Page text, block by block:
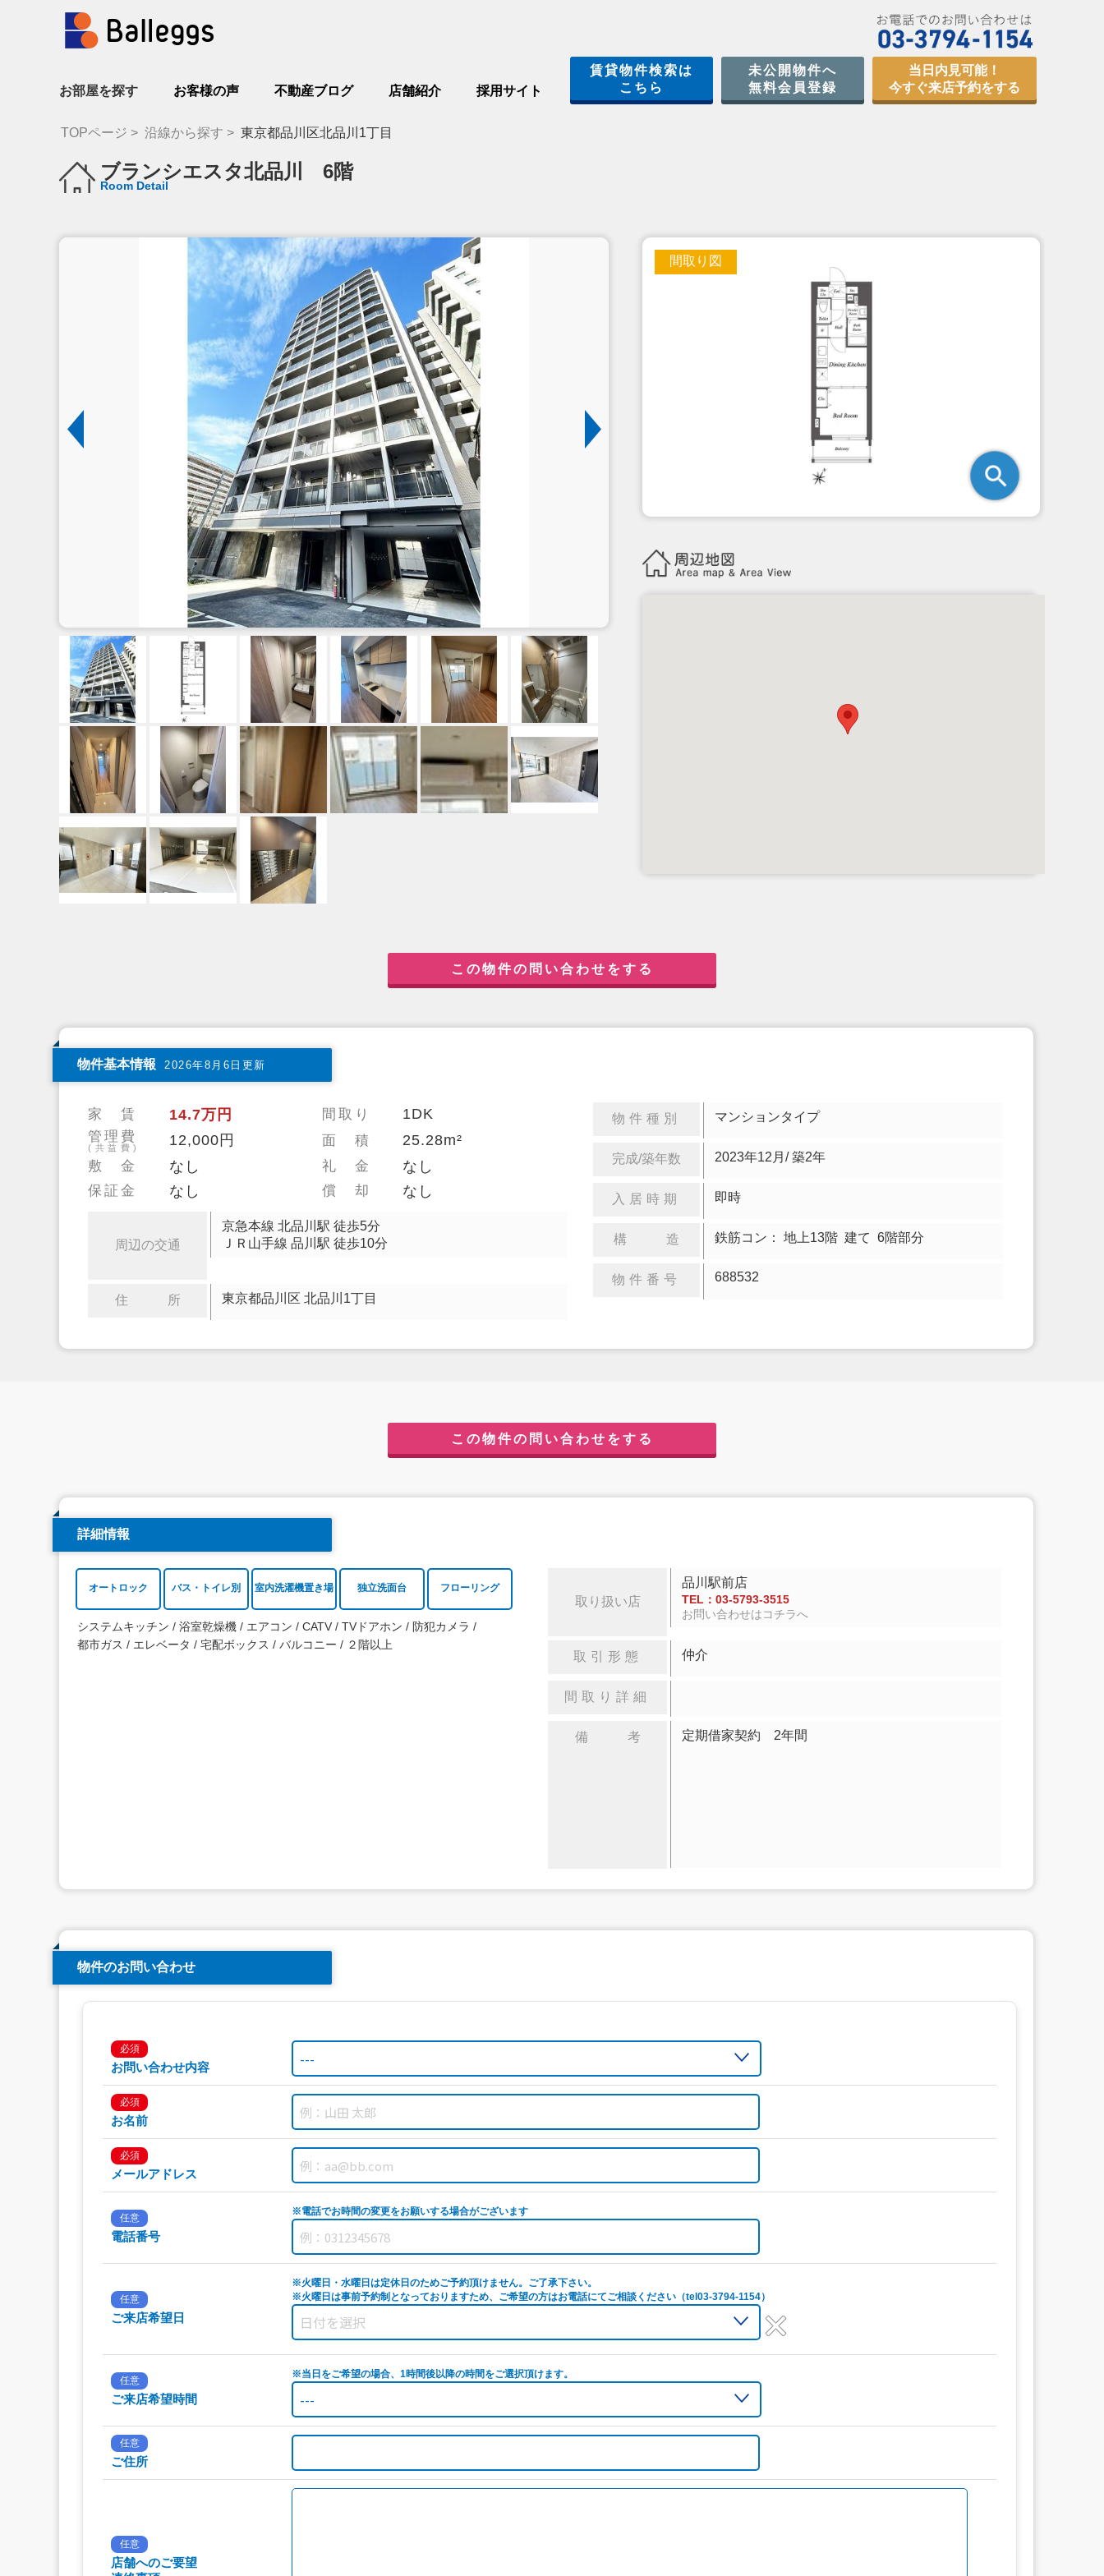
お部屋を探す お客様の声 不動産ブログ 店舗紹介 採用サイト
賃貸物件検索は
こちら
未公開物件へ
無料会員登録
当日内見可能！
今すぐ来店予約をする
TOPページ 沿線から探す 東京都品川区北品川1丁目
ブランシエスタ北品川 6階
Room Detail
間取り図
この物件の問い合わせをする
物件基本情報 2026年8月6日更新
家 賃 14.7万円 間取り 1DK
管理費
(共益費) 12,000円 面 積 25.28m²
敷 金 なし 礼 金 なし
保証金 なし 償 却 なし
周辺の交通
京急本線 北品川駅 徒歩5分
ＪＲ山手線 品川駅 徒歩10分
住 所 東京都品川区 北品川1丁目
物件種別 マンションタイプ
完成/築年数 2023年12月/ 築2年
入居時期 即時
構 造 鉄筋コン： 地上13階 建て 6階部分
物件番号 688532
この物件の問い合わせをする
詳細情報
オートロック バス・トイレ別 室内洗濯機置き場 独立洗面台 フローリング
システムキッチン 浴室乾燥機 エアコン CATV TVドアホン
防犯カメラ
都市ガス
エレベータ 宅配ボックス バルコニー ２階以上
取り扱い店
品川駅前店
TEL：03-5793-3515
お問い合わせはコチラへ
取引形態 仲介
間取り詳細
備 考 定期借家契約 2年間
物件のお問い合わせ
必須
お問い合わせ内容
必須
お名前
必須
メールアドレス
任意
電話番号
※電話でお時間の変更をお願いする場合がございます
任意
ご来店希望日
※火曜日・水曜日は定休日のためご予約頂けません。ご了承下さい。
※火曜日は事前予約制となっておりますため、ご希望の方はお電話にてご相談ください（tel03-3794-1154）
任意
ご来店希望時間
※当日をご希望の場合、1時間後以降の時間をご選択頂けます。
任意
ご住所
任意
店舗へのご要望